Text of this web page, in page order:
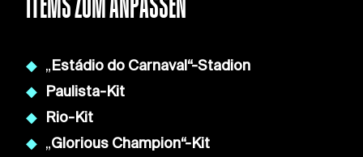
„Estádio do Carnaval“-Stadion
Paulista-Kit
Rio-Kit
„Glorious Champion“-Kit